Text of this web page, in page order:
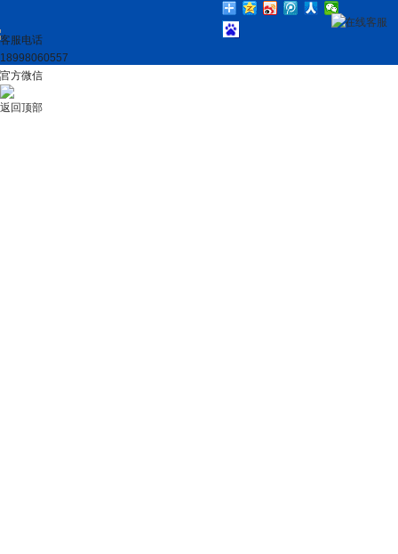
在线客服
客服电话
18998060557
官方微信
返回顶部